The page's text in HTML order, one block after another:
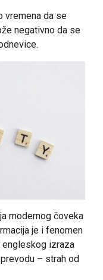
vremena da se
negativno da se
modernog čoveka
je i fenomen
engleskog izraza
– strah od